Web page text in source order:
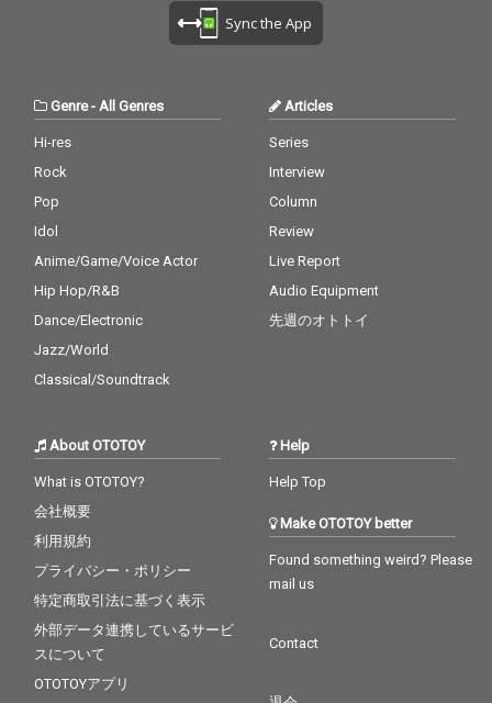
Sync the App
Genre- All Genres
Hi-res
Rock
Pop
Idol
Anime/Game/Voice Actor
Hip Hop/R&B
Dance/Electronic
Jazz/World
Classical/Soundtrack
Articles
Series
Interview
Column
Review
Live Report
Audio Equipment
先週のオトトイ
About OTOTOY
What is OTOTOY?
会社概要
利用規約
プライバシー・ポリシー
特定商取引法に基づく表示
外部データ連携しているサービ
スについて
OTOTOYアプリ
Help
Help Top
Make OTOTOY better
Found something weird? Please
mail us
Contact